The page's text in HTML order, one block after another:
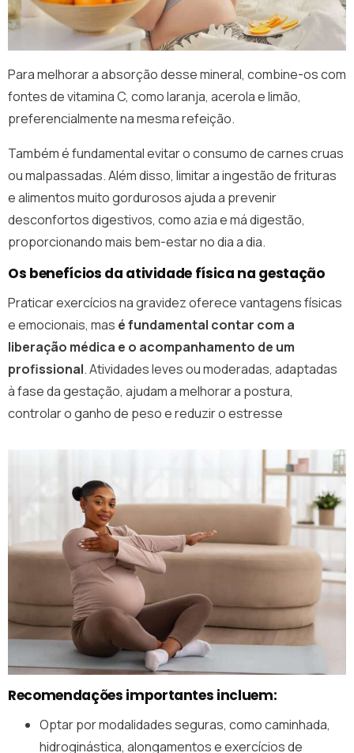
Para melhorar a absorção desse mineral, combine-os com
fontes de vitamina C, como laranja, acerola e limão,
preferencialmente na mesma refeição.
Também é fundamental evitar o consumo de carnes cruas
ou malpassadas. Além disso, limitar a ingestão de frituras
e alimentos muito gordurosos ajuda a prevenir
desconfortos digestivos, como azia e má digestão,
proporcionando mais bem-estar no dia a dia.
Os benefícios da atividade física na gestação
Praticar exercícios na gravidez oferece vantagens físicas
e emocionais, mas é fundamental contar com a
liberação médica e o acompanhamento de um
profissional. Atividades leves ou moderadas, adaptadas
à fase da gestação, ajudam a melhorar a postura,
controlar o ganho de peso e reduzir o estresse
Recomendações importantes incluem:
Optar por modalidades seguras, como caminhada,
hidroginástica, alongamentos e exercícios de